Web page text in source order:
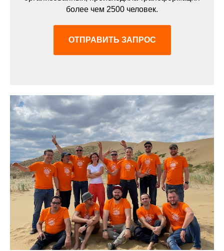
более чем 2500 человек.
ОТПРАВИТЬ ЗАПРОС